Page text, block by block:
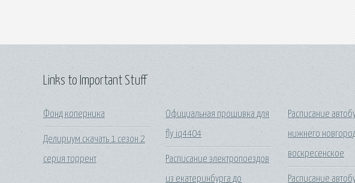
Links to Important Stuff
Фонд коперника
Делириум скачать 1 сезон 2
серия торрент
Официальная прошивка для
fly iq4404
Расписание электропоездов
из екатеринбурга до
Расписание
нижнего
воскресенское
Расписание